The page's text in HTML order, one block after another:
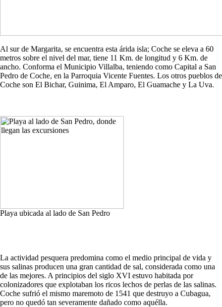
Al sur de Margarita, se encuentra esta árida isla; Coche se eleva a 60
metros sobre el nivel del mar, tiene 11 Km. de longitud y 6 Km. de
ancho. Conforma el Municipio Villalba, teniendo como Capital a San
Pedro de Coche, en la Parroquia Vicente Fuentes. Los otros pueblos de
Coche son El Bichar, Guinima, El Amparo, El Guamache y La Uva.
Playa ubicada al lado de San Pedro
La actividad pesquera predomina como el medio principal de vida y
sus salinas producen una gran cantidad de sal, considerada como una
de las mejores. A principios del siglo XVI estuvo habitada por
colonizadores que explotaban los ricos lechos de perlas de las salinas.
Coche sufrió el mismo maremoto de 1541 que destruyo a Cubagua,
pero no quedó tan severamente dañado como aquélla.